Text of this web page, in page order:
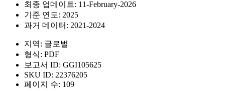
최종 업데이트: 11-February-2026
기준 연도: 2025
과거 데이터: 2021-2024
지역: 글로벌
형식: PDF
보고서 ID: GGI105625
SKU ID: 22376205
페이지 수: 109